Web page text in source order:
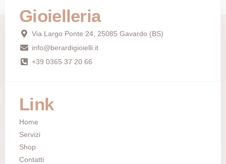
Gioielleria
Via Largo Ponte 24, 25085 Gavardo (BS)
info@berardigioielli.it
+39 0365 37 20 66
Link
Home
Servizi
Shop
Contatti